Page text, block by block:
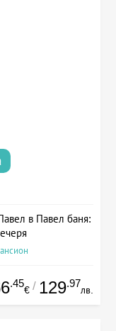
в Павел баня:
.45
€ / 129.97
лв.